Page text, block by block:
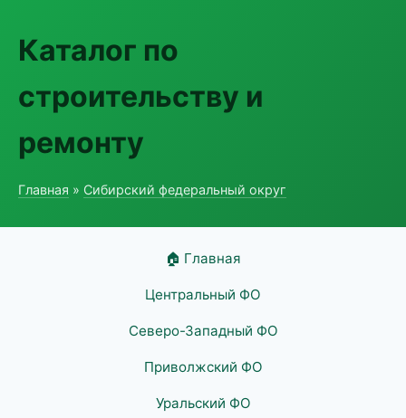
Каталог по
строительству и
ремонту
Главная » Сибирский федеральный округ
🏠 Главная
Центральный ФО
Северо-Западный ФО
Приволжский ФО
Уральский ФО